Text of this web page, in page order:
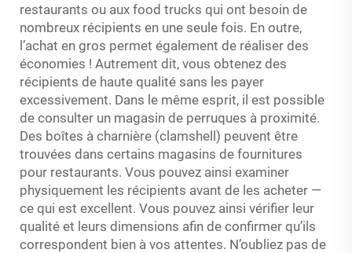
restaurants ou aux food trucks qui ont besoin de
nombreux récipients en une seule fois. En outre,
l’achat en gros permet également de réaliser des
économies ! Autrement dit, vous obtenez des
récipients de haute qualité sans les payer
excessivement. Dans le même esprit, il est possible
de consulter un magasin de perruques à proximité.
Des boîtes à charnière (clamshell) peuvent être
trouvées dans certains magasins de fournitures
pour restaurants. Vous pouvez ainsi examiner
physiquement les récipients avant de les acheter —
ce qui est excellent. Vous pouvez ainsi vérifier leur
qualité et leurs dimensions afin de confirmer qu’ils
correspondent bien à vos attentes. N’oubliez pas de